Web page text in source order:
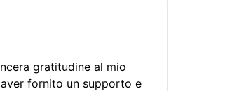
gratitudine al mio
fornito un supporto e